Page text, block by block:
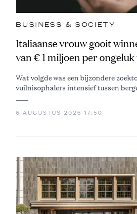
BUSINESS & SOCIETY
Italiaanse vrouw gooit
van € 1 miljoen per ongeluk
Wat volgde was een bijzondere
vuilnisophalers intensief tussen
6 AUGUSTUS 2026 17:50